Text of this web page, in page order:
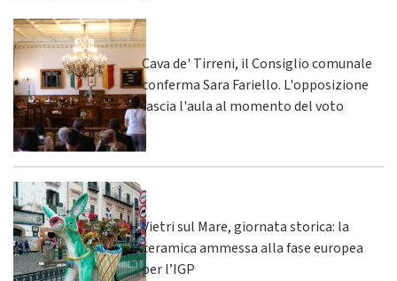
Cava de' Tirreni, il Consiglio comunale
conferma Sara Fariello. L'opposizione
lascia l'aula al momento del voto
Vietri sul Mare, giornata storica: la
ceramica ammessa alla fase europea
per l’IGP